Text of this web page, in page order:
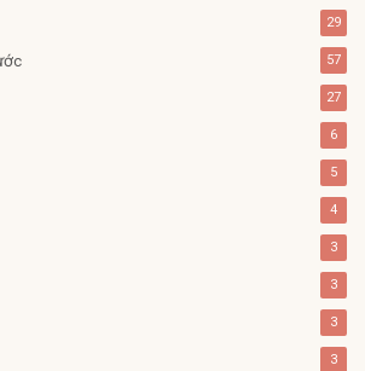
29
57
27
6
5
4
3
3
3
3